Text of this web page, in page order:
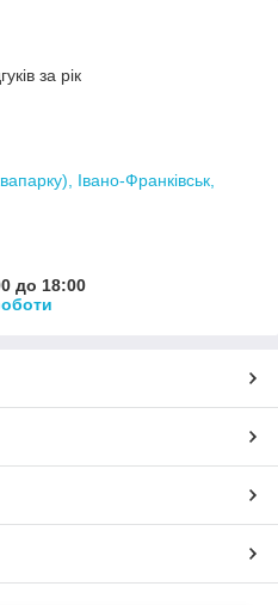
за рік
Івано-Франківськ,
до 18:00